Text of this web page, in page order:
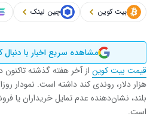
بیت کوین چین لینک
مشاهده سریع اخبار با
قیمت بیت کوین
هزار دلار، روندی کند داشته است. نمودار
بلند، نشان‌دهنده عدم تمایل خریداران یا
است.